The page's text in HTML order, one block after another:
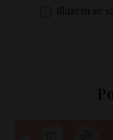
Slažem se